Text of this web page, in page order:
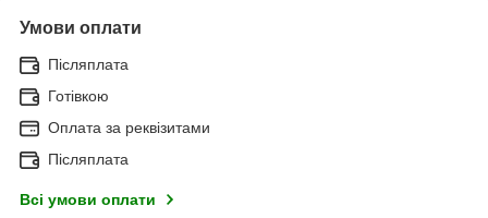
Умови оплати
Післяплата
Готівкою
Оплата за реквізитами
Післяплата
Всі умови оплати